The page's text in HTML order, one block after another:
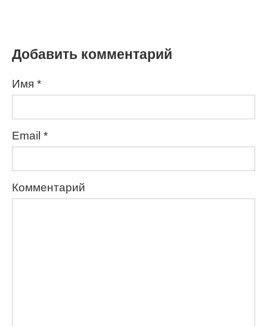
Добавить комментарий
Имя *
Email *
Комментарий